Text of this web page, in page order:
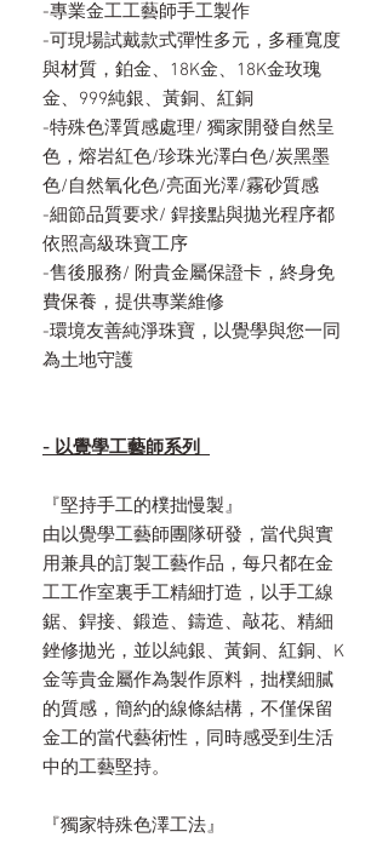
-專業金工工藝師手工製作
-可現場試戴款式彈性多元，多種寬度
與材質，鉑金、18K金、18K金玫瑰
金、999純銀、黃銅、紅銅
-特殊色澤質感處理/ 獨家開發自然呈
色，熔岩紅色/珍珠光澤白色/炭黑墨
色/自然氧化色/亮面光澤/霧砂質感
-細節品質要求/ 銲接點與拋光程序都
依照高級珠寶工序
-售後服務/ 附貴金屬保證卡，終身免
費保養，提供專業維修
-環境友善純淨珠寶，以覺學與您一同
為土地守護
- 以覺學工藝師系列
『堅持手工的樸拙慢製』
由以覺學工藝師團隊研發，當代與實
用兼具的訂製工藝作品，每只都在金
工工作室裏手工精細打造，以手工線
鋸、銲接、鍛造、鑄造、敲花、精細
銼修拋光，並以純銀、黃銅、紅銅、K
金等貴金屬作為製作原料，拙樸細膩
的質感，簡約的線條結構，不僅保留
金工的當代藝術性，同時感受到生活
中的工藝堅持。
『獨家特殊色澤工法』